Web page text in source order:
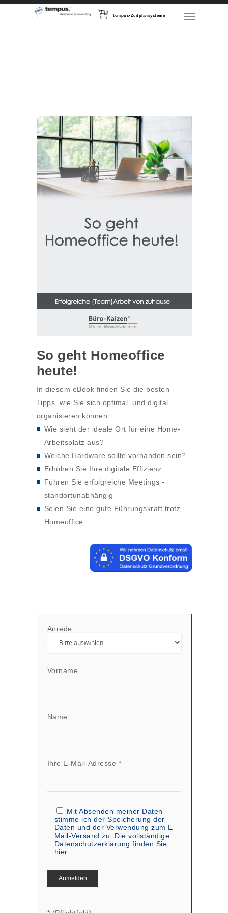
tempus-Zeitplansysteme
So geht Homeoffice
heute!
In diesem eBook finden Sie die besten
Tipps, wie Sie sich optimal und digital
organisieren können:
Wie sieht der ideale Ort für eine Home-
Arbeitsplatz aus?
Welche Hardware sollte vorhanden sein?
Erhöhen Sie Ihre digitale Effizienz
Führen Sie erfolgreiche Meetings -
standortunabhängig
Seien Sie eine gute Führungskraft trotz
Homeoffice
Anrede
Vorname
Name
Ihre E-Mail-Adresse *
Mit Absenden meiner Daten
stimme ich der Speicherung der
Daten und der Verwendung zum E-
Mail-Versand zu. Die vollständige
Datenschutzerklärung finden Sie
hier.